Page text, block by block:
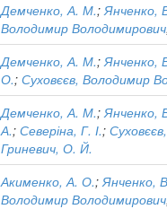
Демченко, А. М.;Янченко,
Володимир Володимирович
Демченко, А. М.;Янченко,
О.; Суховєєв, Володимир
Демченко, А. М.;Янченко,
А.; Северіна, Г. І.;
Гриневич, О. Й.
Акименко, А. О.;Янченко,
Володимир Володимирович